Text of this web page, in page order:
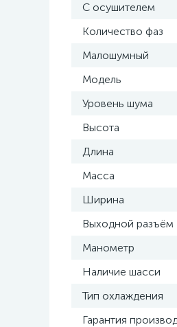
С осушителем
Количество фаз
Малошумный
Модель
Уровень шума
Высота
Длина
Масса
Ширина
Выходной разъём
Манометр
Наличие шасси
Тип охлаждения
Гарантия